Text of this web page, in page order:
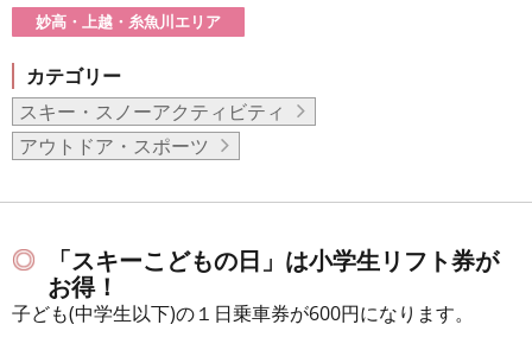
妙高・上越・糸魚川エリア
カテゴリー
スキー・スノーアクティビティ
アウトドア・スポーツ
「スキーこどもの日」は小学生リフト券が
お得！
子ども(中学生以下)の１日乗車券が600円になります。